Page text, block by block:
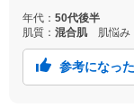
年代： 50代後半
肌質： 混合肌 肌悩み
参考になった